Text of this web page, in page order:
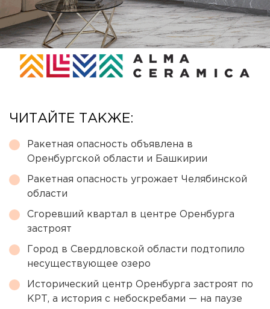
ЧИТАЙТЕ ТАКЖЕ:
Ракетная опасность объявлена в
Оренбургской области и Башкирии
Ракетная опасность угрожает Челябинской
области
Сгоревший квартал в центре Оренбурга
застроят
Город в Свердловской области подтопило
несуществующее озеро
Исторический центр Оренбурга застроят по
КРТ, а история с небоскребами — на паузе